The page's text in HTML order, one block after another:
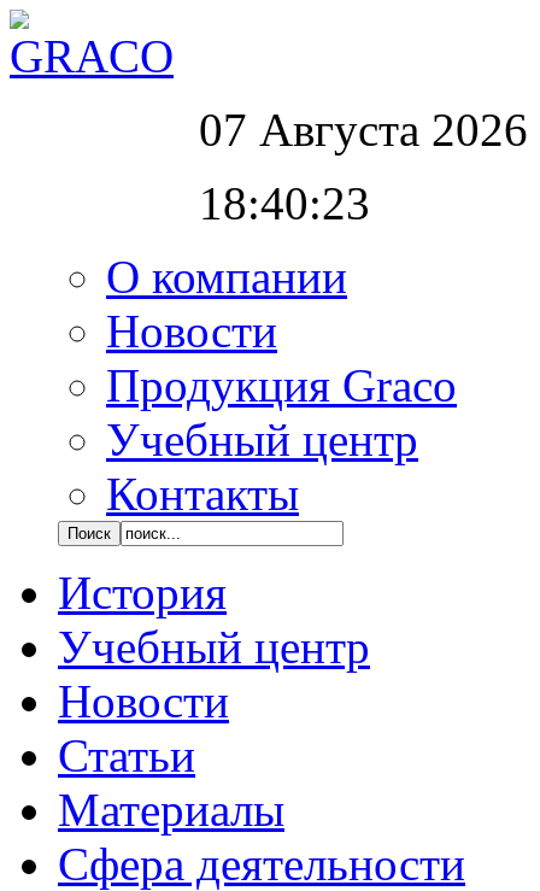
07 Августа 2026
18:40:24
О компании
Новости
Продукция Graco
Учебный центр
Контакты
История
Учебный центр
Новости
Статьи
Материалы
Сфера деятельности